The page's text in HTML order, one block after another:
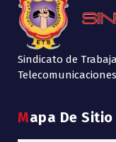
Sindicato de
Mapa De Sitio